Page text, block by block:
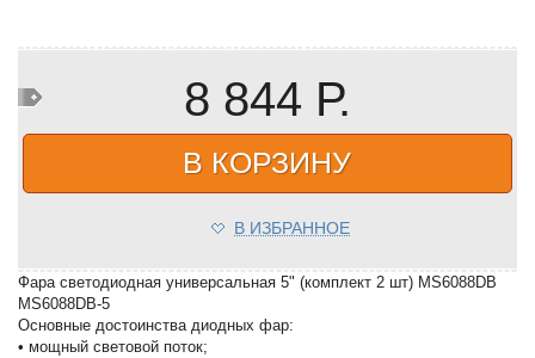
8 844 Р.
В КОРЗИНУ
В ИЗБРАННОЕ
Фара светодиодная универсальная 5" (комплект 2 шт) MS6088DB
MS6088DB-5
Основные достоинства диодных фар:
• мощный световой поток;